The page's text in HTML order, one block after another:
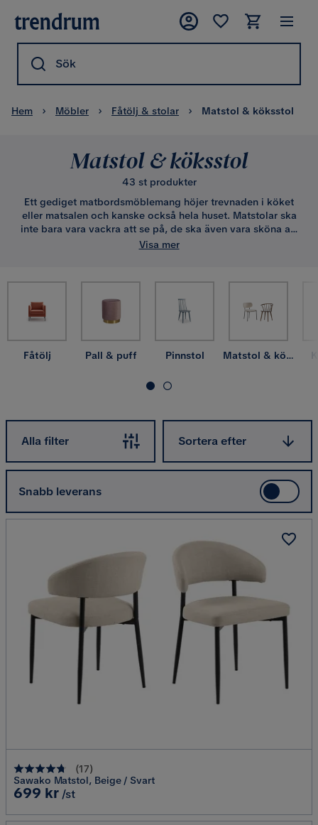
Sök
Hem Möbler Fåtölj & stolar Matstol & köksstol
Matstol & köksstol
43 st produkter
Ett gediget matbordsmöblemang höjer trevnaden i köket
eller matsalen och kanske också hela huset. Matstolar ska
inte bara vara vackra att se på, de ska även vara sköna att
sitta på och erbjuda god komfort. Trendrum har ett brett
Visa mer
Fåtölj Pall & puff Pinnstol Matstol & köksstol
Alla filter
Sortera efter
Snabb leverans
(17)
Sawako Matstol, Beige / Svart
Pris
699 kr /st